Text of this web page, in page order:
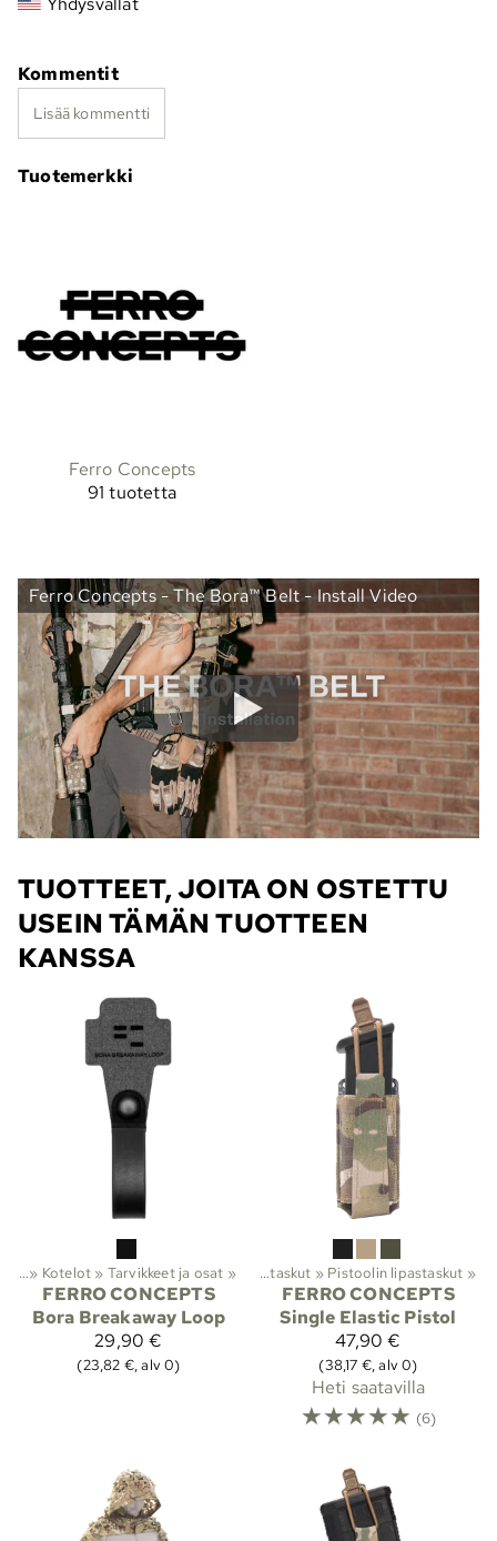
Kommentit
Lisää kommentti
Tuotemerkki
Ferro Concepts
91 tuotetta
Ferro Concepts - The Bora™ Belt - Install Video
TUOTTEET, JOITA ON OSTETTU
USEIN TÄMÄN TUOTTEEN
KANSSA
‪» Kotelot ‪» Tarvikkeet ja osat ‪»
FERRO CONCEPTS
Bora Breakaway Loop
29,90 €
(23,82 €, alv 0)
ja suojat‪»Molle-taskut ‪» Lipastaskut ‪» Pistoolin lipastaskut ‪»
FERRO CONCEPTS
Single Elastic Pistol
47,90 €
(38,17 €, alv 0)
Heti saatavilla
☆☆☆☆☆ (6)